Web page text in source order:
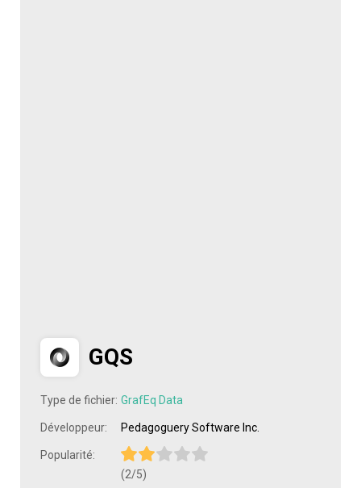
GQS
Type de fichier: GrafEq Data
Développeur: Pedagoguery Software Inc.
Popularité:
(2/5)